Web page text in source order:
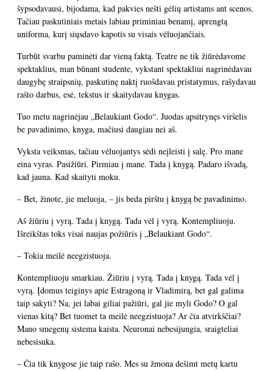
šypsodavausi, bijodama, kad pakvies nešti gėlių artistams ant scenos.
Tačiau paskutiniais metais labiau priminiau benamį, aprengtą
uniforma, kurį siųsdavo kapotis su visais vėluojančiais.
Turbūt svarbu paminėti dar vieną faktą. Teatre ne tik žiūrėdavome
spektaklius, man būnant studente, vykstant spektakliui nagrinėdavau
daugybę straipsnių, paskutinę naktį ruošdavau pristatymus, rašydavau
rašto darbus, esė, tekstus ir skaitydavau knygas.
Tuo metu nagrinėjau „Belaukiant Godo“. Juodas apsitrynęs viršelis
be pavadinimo, knyga, mačiusi daugiau nei aš.
Vyksta veiksmas, tačiau vėluojantys sėdi neįleisti į salę. Pro mane
eina vyras. Pasižiūri. Pirmiau į mane. Tada į knygą. Padaro išvadą,
kad jauna. Kad skaityti moku.
– Bet, žinote, jie meluoja, – jis beda pirštu į knygą be pavadinimo.
Aš žiūriu į vyrą. Tada į knygą. Tada vėl į vyrą. Kontempliuoju.
Išreikštas toks visai naujas požiūris į „Belaukiant Godo“.
– Tokia meilė neegzistuoja.
Kontempliuoju smarkiau. Žiūriu į vyrą. Tada į knygą. Tada vėl į
vyrą. Įdomus teiginys apie Estragoną ir Vladimirą, bet gal galima
taip sakyti? Na, jei labai giliai pažiūri, gal jie myli Godo? O gal
vienas kitą? Bet tuomet ta meilė neegzistuoja? Ar čia atvirkščiai?
Mano smegenų sistema kaista. Neuronai nebesijungia, sraigteliai
nebesisuka.
– Čia tik knygose jie taip rašo. Mes su žmona dešimt metų kartu